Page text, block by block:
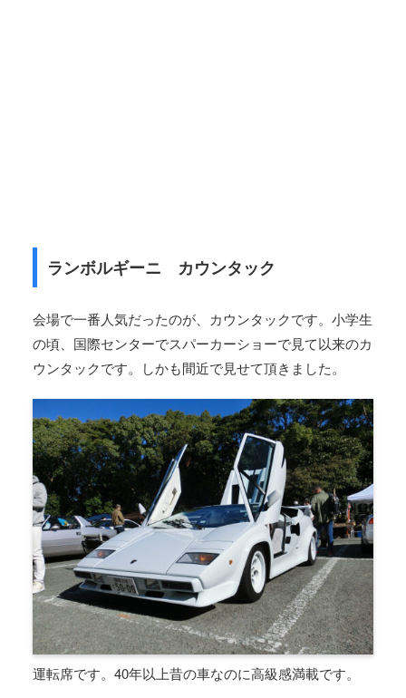
ランボルギーニ カウンタック
会場で一番人気だったのが、カウンタックです。小学生
の頃、国際センターでスパーカーショーで見て以来のカ
ウンタックです。しかも間近で見せて頂きました。
運転席です。40年以上昔の車なのに高級感満載です。